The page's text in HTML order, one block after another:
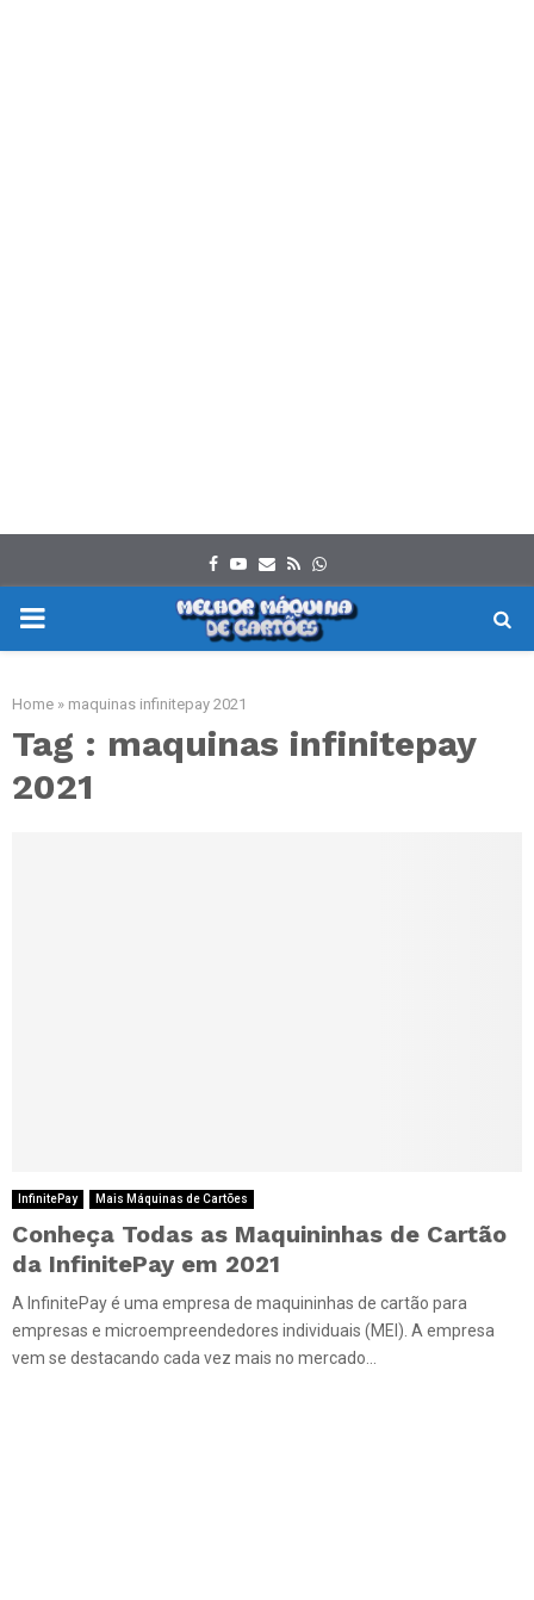
Facebook
Youtube
Email
RssWhatsapp
PRIMARY
Home » maquinas infinitepay 2021
Tag : maquinas infinitepay
2021
InfinitePay Mais Máquinas de Cartões
Conheça Todas as Maquininhas de Cartão
da InfinitePay em 2021
A InfinitePay é uma empresa de maquininhas de cartão para
empresas e microempreendedores individuais (MEI). A empresa
vem se destacando cada vez mais no mercado...